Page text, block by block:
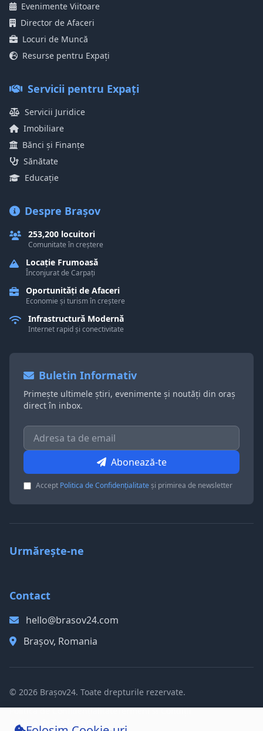
Evenimente Viitoare
Director de Afaceri
Locuri de Muncă
Resurse pentru Expați
Servicii pentru Expați
Servicii Juridice
Imobiliare
Bănci și Finanțe
Sănătate
Educație
Despre Brașov
253,200 locuitori
Comunitate în creștere
Locație Frumoasă
Înconjurat de Carpați
Oportunități de Afaceri
Economie și turism în creștere
Infrastructură Modernă
Internet rapid și conectivitate
Buletin Informativ
Primește ultimele știri, evenimente și noutăți din oraș
direct în inbox.
Abonează-te
Accept Politica de Confidențialitateși primirea de newsletter
Urmărește-ne
Contact
hello@brasov24.com
Brașov, Romania
© 2026 Brașov24. Toate drepturile rezervate.
Politica de ConfidențialitateTermeni și Condiții
Politica de Cookie-uri